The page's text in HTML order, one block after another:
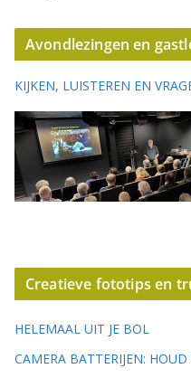
Avondlezingen en
KIJKEN, LUISTEREN EN
Creatieve fototips en
HELEMAAL UIT JE BOL
CAMERA BATTERIJEN: